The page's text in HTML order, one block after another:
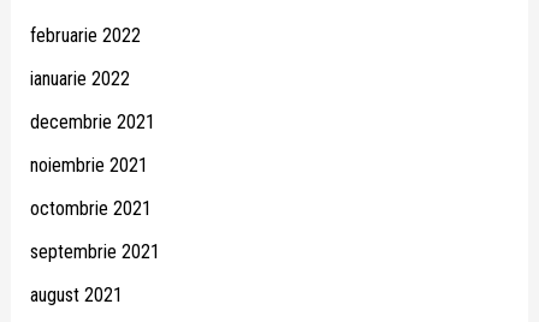
februarie 2022
ianuarie 2022
decembrie 2021
noiembrie 2021
octombrie 2021
septembrie 2021
august 2021